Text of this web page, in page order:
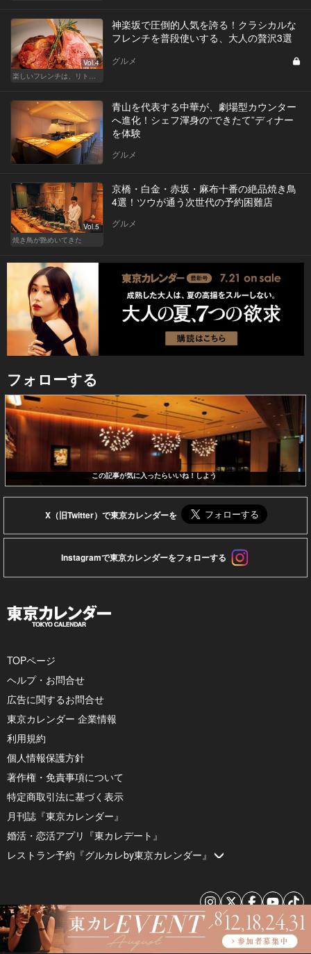
Vol.4
楽しいフレンチは、リトルパリ・神楽坂で
神楽坂で圧倒的人気を誇る！クラシカルな
フレンチを普段使いする、大人の贅沢3選
グルメ
青山を代表する中華が、劇場型カウンター
へ進化！シェフ渾身の“できたて”ディナー
を体験
グルメ
Vol.5
焼き鳥が艶めいてきた
京橋・白金・赤坂・麻布十番の絶品焼き鳥
4選！ツウが通う次世代の予約困難店
グルメ
フォローする
この記事が気に入ったらいいね！しよう
X（旧Twitter）で東京カレンダーを
Instagramで東京カレンダーをフォローする
TOPページ
ヘルプ・お問合せ
広告に関するお問合せ
東京カレンダー 企業情報
利用規約
個人情報保護方針
著作権・免責事項について
特定商取引法に基づく表示
月刊誌『東京カレンダー』
婚活・恋活アプリ『東カレデート』
レストラン予約『グルカレby東京カレンダー』
© 2026 by Tokyo Calendar, Inc.